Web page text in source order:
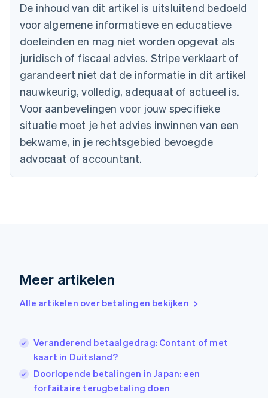
De inhoud van dit artikel is uitsluitend bedoeld
voor algemene informatieve en educatieve
doeleinden en mag niet worden opgevat als
juridisch of fiscaal advies. Stripe verklaart of
garandeert niet dat de informatie in dit artikel
nauwkeurig, volledig, adequaat of actueel is.
Voor aanbevelingen voor jouw specifieke
situatie moet je het advies inwinnen van een
bekwame, in je rechtsgebied bevoegde
advocaat of accountant.
Meer artikelen
Alle artikelen over betalingen bekijken
Veranderend betaalgedrag: Contant of met
kaart in Duitsland?
Doorlopende betalingen in Japan: een
forfaitaire terugbetaling doen
Brazilië
PortuguêsEnglish
Bulgarije
English
Canada
English Français
Cyprus
English
Denemarken
Duitsland
DeutschEnglish
Estland
English
Finland
Hongarije
Hongkong SAR, China
English
English
Italië
ItalianoEnglish